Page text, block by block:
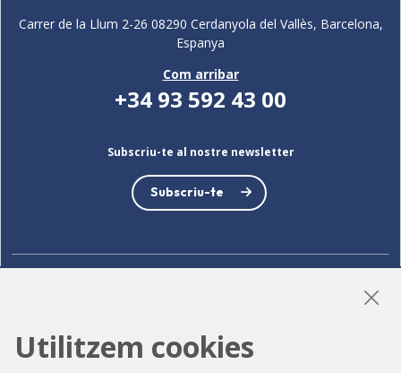
Carrer de la Llum 2-26 08290 Cerdanyola del Vallès, Barcelona,
Espanya
Com arribar
+34 93 592 43 00
Subscriu-te al nostre newsletter
Subscriu-te
Utilitzem cookies